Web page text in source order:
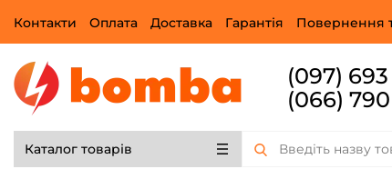
Контакти Оплата Доставка Гарантія Повернення
(097)
(066)
Каталог товарів